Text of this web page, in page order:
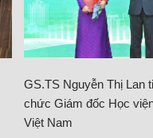
GS.TS Nguyễn Thị Lan
chức Giám đốc Học
Việt Nam